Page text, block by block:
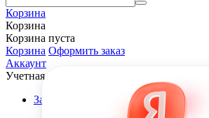
Корзина
Корзина
Корзина пуста
Корзина Оформить заказ
Аккаунт
Учетная запись
Заказы